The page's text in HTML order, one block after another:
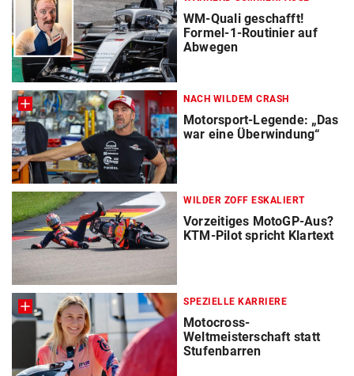
WM-Quali geschafft!
Formel-1-Routinier auf
Abwegen
NACH WILDEM CRASH
Motorsport-Legende: „Das
war eine Überwindung“
WILDER ZOFF ESKALIERT
Vorzeitiges MotoGP-Aus?
KTM-Pilot spricht Klartext
SPEZIELLE KARRIERE
Motocross-
Weltmeisterschaft statt
Stufenbarren